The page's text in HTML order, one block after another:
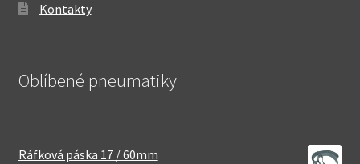
Kontakty
Oblíbené pneumatiky
Ráfková páska 17 / 60mm